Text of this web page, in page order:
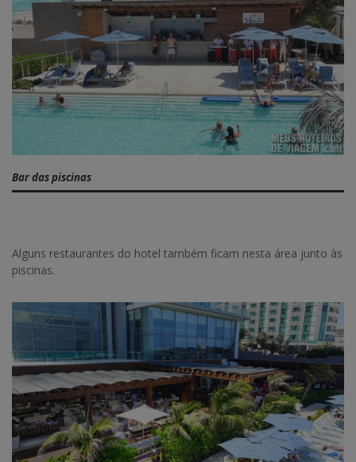
Bar das piscinas
Alguns restaurantes do hotel também ficam nesta área junto às
piscinas.